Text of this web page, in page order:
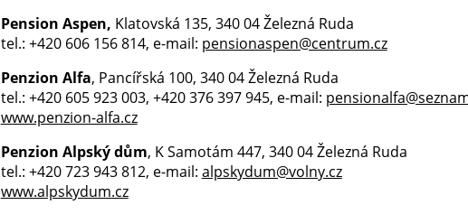
Pension Aspen, Klatovská 135, 340 04 Železná Ruda
tel.: +420 606 156 814, e-mail: pensionaspen@centrum.cz
Penzion Alfa, Pancířská 100, 340 04 Železná Ruda
tel.: +420 605 923 003, +420 376 397 945, e-mail:
www.penzion-alfa.cz
Penzion Alpský dům, K Samotám 447, 340 04 Železná Ruda
tel.: +420 723 943 812, e-mail: alpskydum@volny.cz
www.alpskydum.cz